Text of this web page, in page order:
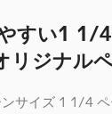
すい1 1/
ジナル
サイズ 1 1/4 ペ